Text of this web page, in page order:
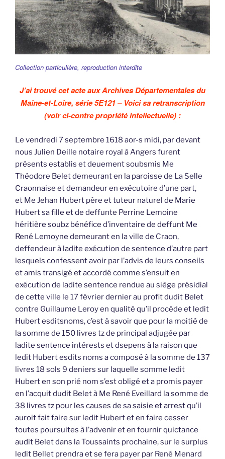
Collection particulière, reproduction interdite
J’ai trouvé cet acte aux Archives Départementales du
Maine-et-Loire, série 5E121 – Voici sa retranscription
(voir ci-contre propriété intellectuelle) :
Le vendredi 7 septembre 1618 aor-s midi, par devant
nous Julien Deille notaire royal à Angers furent
présents establis et deuement soubsmis Me
Théodore Belet demeurant en la paroisse de La Selle
Craonnaise et demandeur en exécutoire d’une part,
et Me Jehan Hubert père et tuteur naturel de Marie
Hubert sa fille et de deffunte Perrine Lemoine
héritière soubz bénéfice d’inventaire de deffunt Me
René Lemoyne demeurant en la ville de Craon,
deffendeur à ladite exécution de sentence d’autre part
lesquels confessent avoir par l’advis de leurs conseils
et amis transigé et accordé comme s’ensuit en
exécution de ladite sentence rendue au siège présidial
de cette ville le 17 février dernier au profit dudit Belet
contre Guillaume Leroy en qualité qu’il procède et ledit
Hubert esditsnoms, c’est à savoir que pour la moitié de
la somme de 150 livres tz de principal adjugée par
ladite sentence intérests et dsepens à la raison que
ledit Hubert esdits noms a composé à la somme de 137
livres 18 sols 9 deniers sur laquelle somme ledit
Hubert en son prié nom s’est obligé et a promis payer
en l’acquit dudit Belet à Me René Eveillard la somme de
38 livres tz pour les causes de sa saisie et arrest qu’il
auroit fait faire sur ledit Hubert et en faire cesser
toutes poursuites à l’advenir et en fournir quictance
audit Belet dans la Toussaints prochaine, sur le surplus
ledit Bellet prendra et se fera payer par René Menard